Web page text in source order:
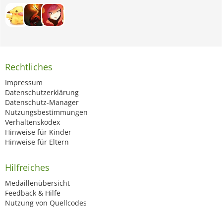
Rechtliches
Impressum
Datenschutzerklärung
Datenschutz-Manager
Nutzungsbestimmungen
Verhaltenskodex
Hinweise für Kinder
Hinweise für Eltern
Hilfreiches
Medaillenübersicht
Feedback & Hilfe
Nutzung von Quellcodes